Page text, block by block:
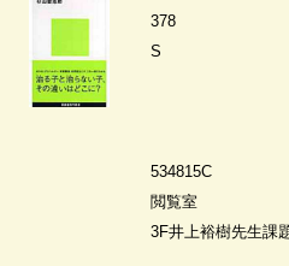
378
S
534815C
閲覧室
3F井上裕樹先生課